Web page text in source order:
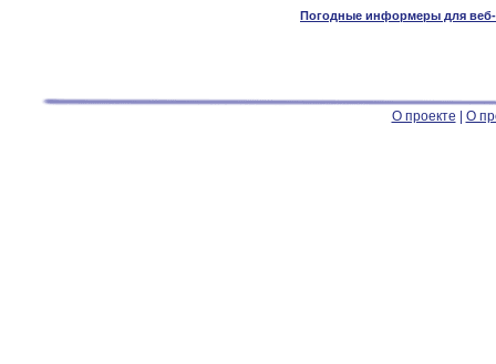
Погодные информеры для веб-
О проекте О